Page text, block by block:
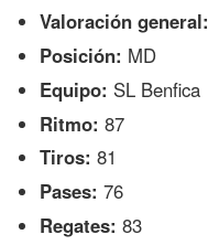
Valoración general:
Posición: MD
Equipo: SL Benfica
Ritmo: 87
Tiros: 81
Pases: 76
Regates: 83